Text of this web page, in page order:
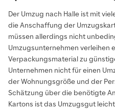
Der Umzug nach Halle ist mit
die Anschaffung der
müssen allerdings nicht
Umzugsunternehmen verleihen
Verpackungsmaterial zu
Unternehmen nicht für einen
der Wohnungsgröße und der
Schätzung über die benötigte
Kartons ist das Umzugsgut